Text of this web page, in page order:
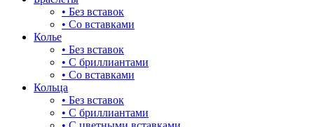
• Без вставок
• Со вставками
Колье
• Без вставок
• С бриллиантами
• Со вставками
Кольца
• Без вставок
• С бриллиантами